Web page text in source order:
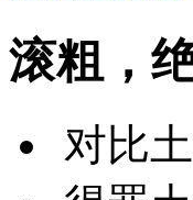
滚粗，
对比